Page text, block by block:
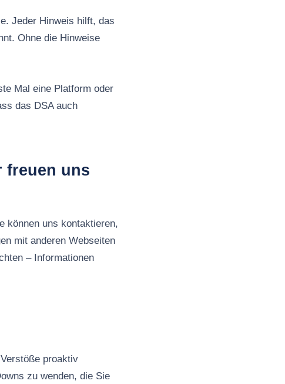
Jeder Hinweis hilft, das
Ohne die Hinweise
Mal eine Platform oder
das DSA auch
freuen uns
können uns kontaktieren,
mit anderen Webseiten
– Informationen
proaktiv
zu wenden, die Sie